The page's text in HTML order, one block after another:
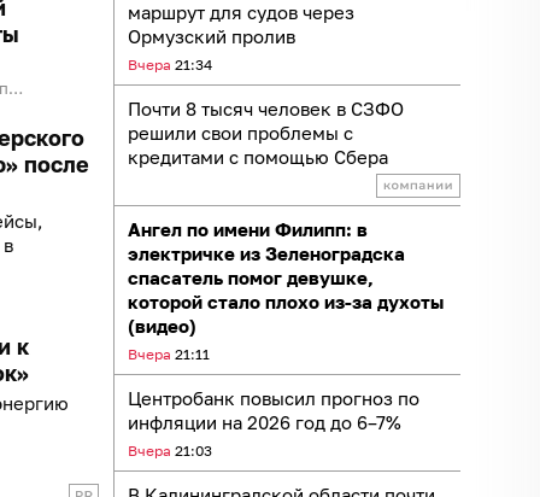
маршрут для судов через
Ормузский пролив
Вчера 21:34
Почти 8 тысяч человек в СЗФО
решили свои проблемы с
кредитами с помощью Сбера
Ангел по имени Филипп: в
электричке из Зеленоградска
спасатель помог девушке,
которой стало плохо из-за духоты
(видео)
Вчера 21:11
Центробанк повысил прогноз по
инфляции на 2026 год до 6–7%
Вчера 21:03
после
к